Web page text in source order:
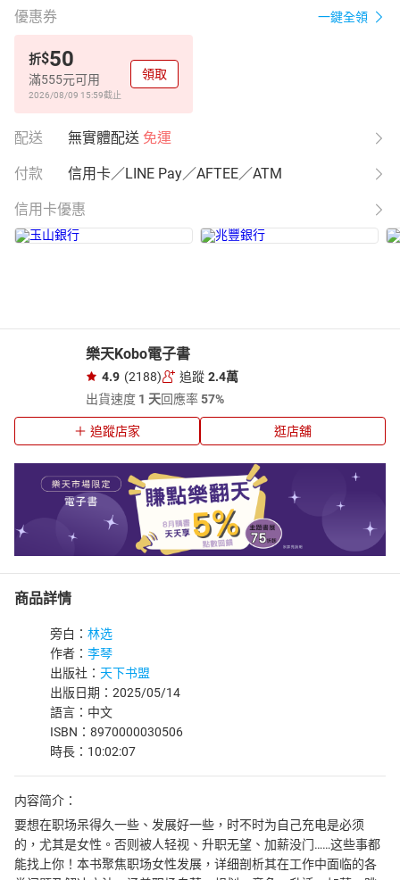
優惠券 一鍵全領
折$50
滿555元可用
2026/08/09 15:59截止
領取
配送 無實體配送 免運
付款 信用卡／LINE Pay／AFTEE／ATM
信用卡優惠
樂天Kobo電子書
4.9 (2188) 追蹤 2.4萬
出貨速度 1 天回應率57%
追蹤店家 逛店舖
商品詳情
旁白： 林选
作者： 李琴
出版社： 天下书盟
出版日期：2025/05/14
語言：中文
ISBN：8970000030506
時長：10:02:07
内容简介：
要想在职场呆得久一些、发展好一些，时不时为自己充电是必须
的，尤其是女性。否则被人轻视、升职无望、加薪没门……这些事都
能找上你！本书聚焦职场女性发展，详细剖析其在工作中面临的各